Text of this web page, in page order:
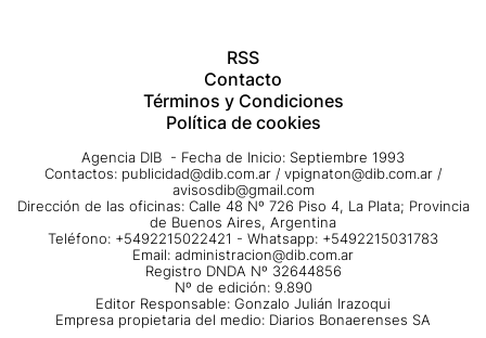
RSS
Contacto
Términos y Condiciones
Política de cookies
Agencia DIB - Fecha de Inicio: Septiembre 1993
Contactos: publicidad@dib.com.ar / vpignaton@dib.com.ar /
avisosdib@gmail.com
Dirección de las oficinas: Calle 48 Nº 726 Piso 4, La Plata; Provincia
de Buenos Aires, Argentina
Teléfono: +5492215022421 - Whatsapp: +5492215031783
Email: administracion@dib.com.ar
Registro DNDA Nº 32644856
Nº de edición: 9.890
Editor Responsable: Gonzalo Julián Irazoqui
Empresa propietaria del medio: Diarios Bonaerenses SA